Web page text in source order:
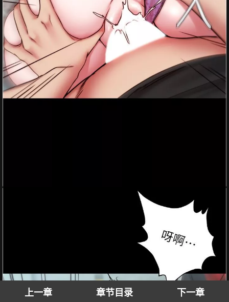
上一章 章节目录 下一章